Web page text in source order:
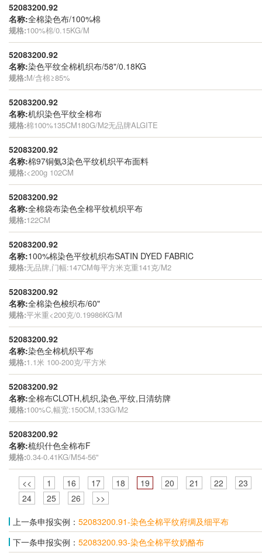
52083200.92
名称:全棉染色布/100%棉
规格:100%棉/0.15KG/M
52083200.92
名称:染色平纹全棉机织布/58"/0.18KG
规格:M/含棉≥85%
52083200.92
名称:机织染色平纹全棉布
规格:棉100%135CM180G/M2无品牌ALGITE
52083200.92
名称:棉97铜氨3染色平纹机织平布面料
规格:<200g 102CM
52083200.92
名称:全棉袋布染色全棉平纹机织平布
规格:122CM
52083200.92
名称:100%棉染色平纹机织布SATIN DYED FABRIC
规格:无品牌,门幅:147CM每平方米克重141克/M2
52083200.92
名称:全棉染色梭织布/60"
规格:平米重<200克/0.19986KG/M
52083200.92
名称:染色全棉机织平布
规格:1.1米 100-200克/平方米
52083200.92
名称:全棉布CLOTH,机织,染色,平纹,日清纺牌
规格:100%C,幅宽:150CM,133G/M2
52083200.92
名称:梳织什色全棉布F
规格:0.34-0.41KG/M54-56"
<< 1 16 17 18 19 20 21 22
23
24
25 26
>>
上一条申报实例： 52083200.91-染色全棉平纹府绸及细平布
下一条申报实例： 52083200.93-染色全棉平纹奶酪布